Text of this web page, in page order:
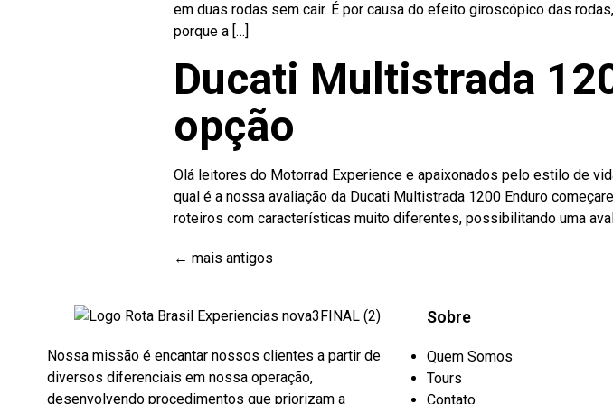
em duas rodas sem cair. É por causa do efeito giroscópico das
porque a […]
Ducati Multistrada
opção
Olá leitores do Motorrad Experience e apaixonados pelo estilo de
qual é a nossa avaliação da Ducati Multistrada 1200 Enduro
roteiros com características muito diferentes, possibilitando uma
← mais antigos
Nossa missão é encantar nossos clientes a partir de
diversos diferenciais em nossa operação,
desenvolvendo procedimentos que priorizam a
Sobre
Quem Somos
Tours
Contato